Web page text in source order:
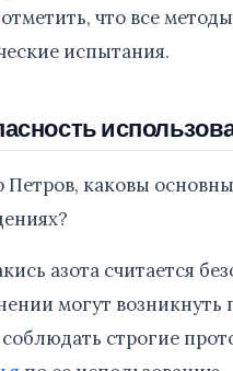
что все
испытания.
Петров, каковы
азота считается
могут
строгие